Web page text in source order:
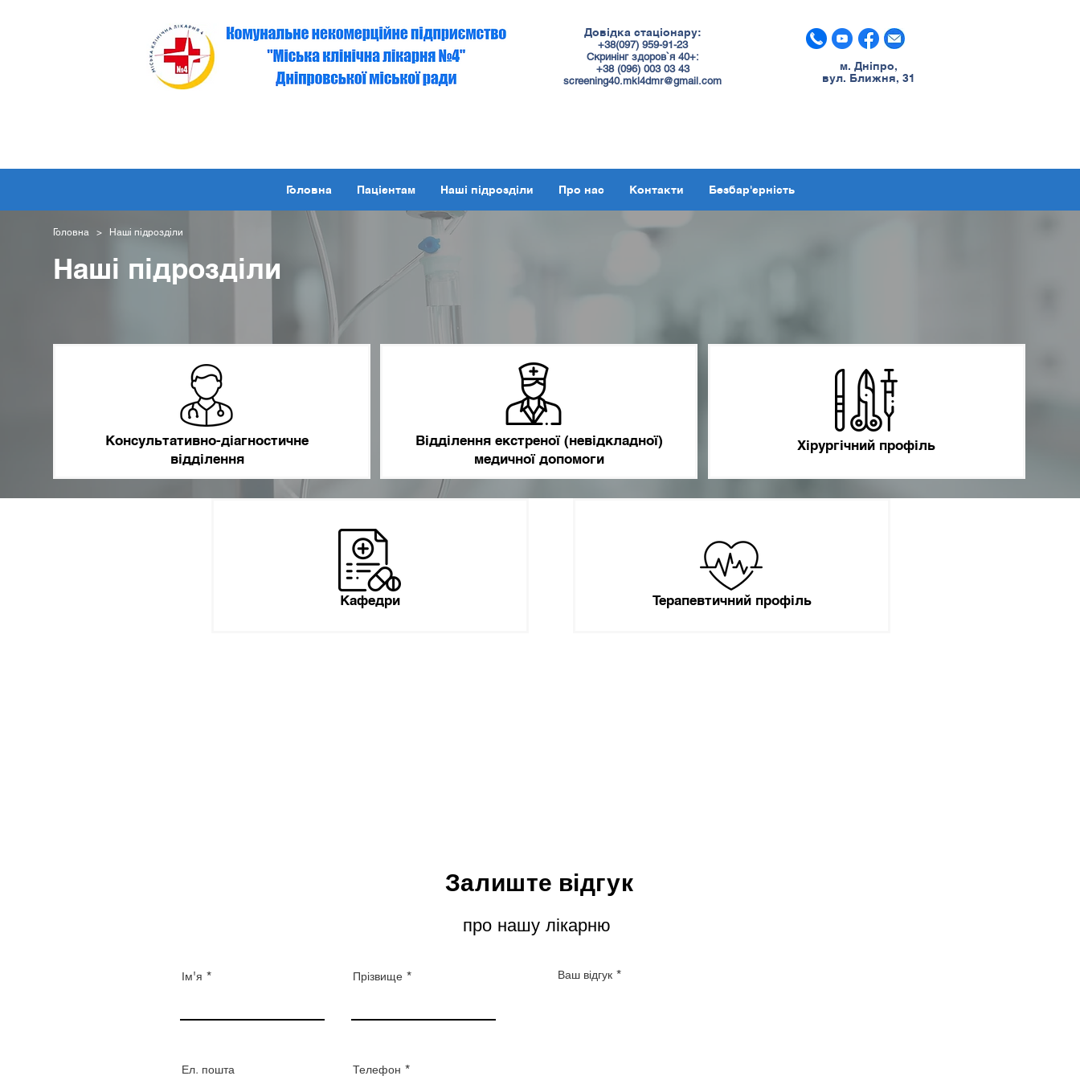
Довідка стаціонару:
+38(097) 959-91-23
Скринінг здоров`я 40+:
+38 (096) 003 03 43
screening40.mkl4dmr@gmail.com
м. Дніпро,
вул. Ближня, 31
Головна Пацієнтам Наші підрозділи Про нас Контакти Безбар'єрність
Головна > Наші підрозділи
Наші підрозділи
Консультативно-діагностичне
відділення
Хірургічний профіль
Відділення екстреної (невідкладної)
медичної допомоги
Кафедри Терапевтичний профіль
Залиште відгук
про нашу лікарню
Ім'я Прізвище
Ел. пошта Телефон
Ваш відгук